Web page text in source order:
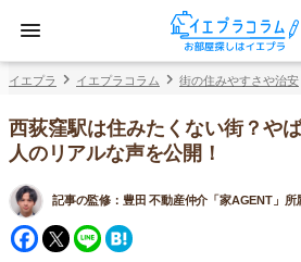
イエプラ イエプラコラム 街の住みやすさや治安
西荻窪駅は住みたくない街？や
人のリアルな声を公開！
記事の監修： 豊田 不動産仲介「家AGENT」所
Facebook
Twitter
Line